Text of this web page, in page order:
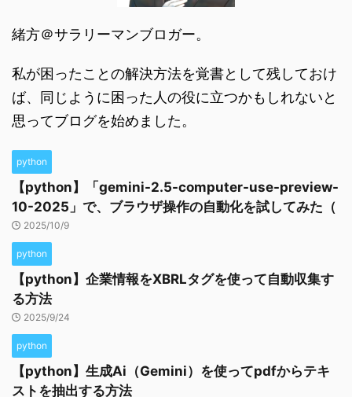
緒方＠サラリーマンブロガー。
私が困ったことの解決方法を覚書として残しておけ
ば、同じように困った人の役に立つかもしれないと
思ってブログを始めました。
python
【python】「gemini-2.5-computer-use-preview-
10-2025」で、ブラウザ操作の自動化を試してみた（
2025/10/9
python
【python】企業情報をXBRLタグを使って自動収集す
る方法
2025/9/24
python
【python】生成Ai（Gemini）を使ってpdfからテキ
ストを抽出する方法